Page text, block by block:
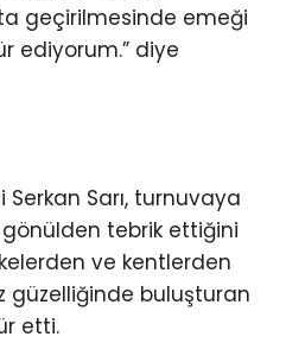
geçirilmesinde emeği
ediyorum.” diye
Serkan Sarı, turnuvaya
tebrik ettiğini
ve kentlerden
güzelliğinde buluşturan
etti.